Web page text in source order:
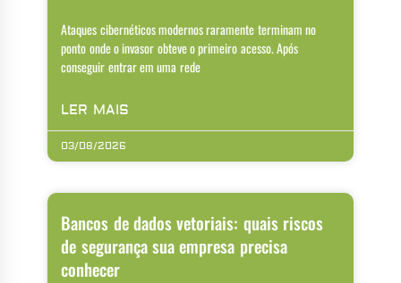
Ataques cibernéticos modernos raramente terminam no
ponto onde o invasor obteve o primeiro acesso. Após
conseguir entrar em uma rede
LER MAIS
03/08/2026
Bancos de dados vetoriais: quais riscos
de segurança sua empresa precisa
conhecer